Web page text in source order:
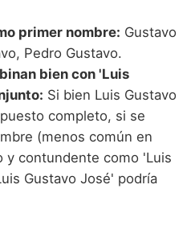
primer nombre: Gustavo
Pedro Gustavo.
bien con 'Luis
Si bien Luis Gustavo
completo, si se
(menos común en
y contundente como 'Luis
Gustavo José' podría